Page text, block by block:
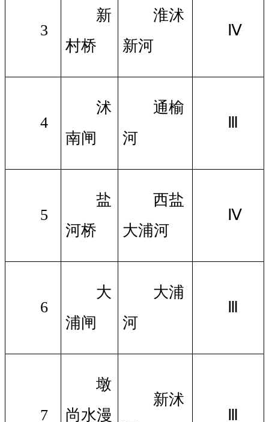
3
新
村桥
淮沭
新河
Ⅳ
4
沭
南闸
通榆
河
5
盐
河桥
西盐
大浦河
Ⅳ
6
大
浦闸
大浦
河
7
墩
尚水漫
新沭